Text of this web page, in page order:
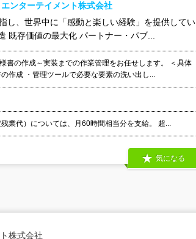
ンターテイメント株式会社
し、世界中に「感動と楽しい経験」を提供してい
既存価値の最大化 パートナー・パブ...
書の作成～実装までの作業管理をお任せします。 ＜具体
作成 ・管理ツールで必要な要素の洗い出し...
業代）については、月60時間相当分を支給。 超...
気になる
株式会社